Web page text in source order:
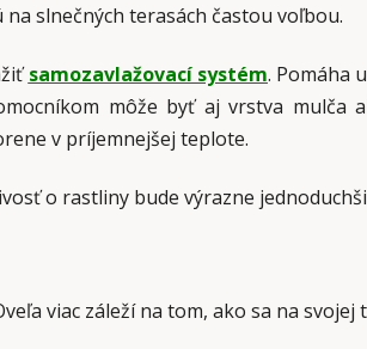
slnečných terasách častou voľbou.
samozavlažovací systém. Pomáha
môže byť aj vrstva mulča
v príjemnejšej teplote.
o rastliny bude výrazne
viac záleží na tom, ako sa na svojej